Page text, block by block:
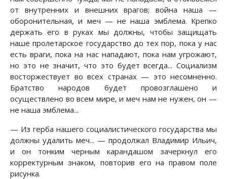
от внутренних и внешних врагов; война наша —
оборонительная, и меч — не наша эмблема. Крепко
держать его в руках мы должны, чтобы защищать
наше пролетарское государство до тех пор, пока у нас
есть враги, пока на нас нападают, пока нам угрожают,
но это не значит, что это будет всегда... Социализм
восторжествует во всех странах — это несомненно.
Братство народов будет провозглашено и
осуществлено во всем мире, и меч нам не нужен, он —
не наша эмблема...
— Из герба нашего социалистического государства мы
должны удалить меч... — продолжал Владимир Ильич,
и он тонким черным карандашом зачеркнул его
корректурным знаком, повторив его на правом поле
рисунка.